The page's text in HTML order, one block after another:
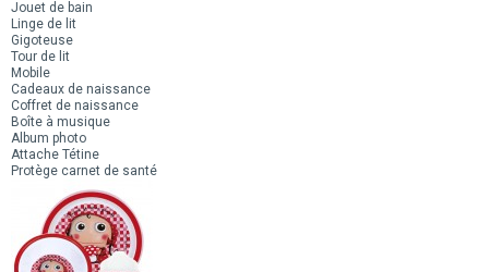
Jouet de bain
Linge de lit
Gigoteuse
Tour de lit
Mobile
Cadeaux de naissance
Coffret de naissance
Boîte à musique
Album photo
Attache Tétine
Protège carnet de santé